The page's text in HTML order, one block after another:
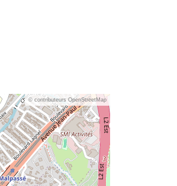
© contributeurs OpenStreetMap